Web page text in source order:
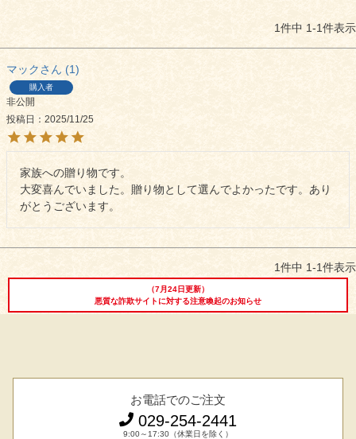
ご予算から選ぶ
牛肉部位一覧
ギフトカテゴリー一覧
1件中 1-1件表示
マック 1
購入者
非公開
投稿日
2025/11/25
家族への贈り物です。
大変喜んでいました。贈り物として選んでよかったです。あり
がとうございます。
1件中 1-1件表示
（7月24日更新）
悪質な詐欺サイトに対する注意喚起のお知らせ
お電話でのご注文
029-254-2441
9:00～17:30（休業日を除く）